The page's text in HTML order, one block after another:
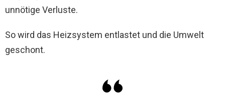
unnötige Verluste.
So wird das Heizsystem entlastet und die Umwelt
geschont.